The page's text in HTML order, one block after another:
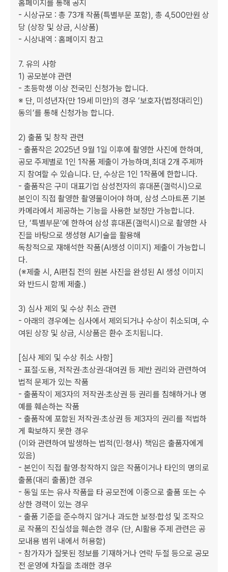
홈페이지를 통해 공지
- 시상규모 : 총 73개 작품(특별부문 포함), 총 4,500만원 상
당 (상장 및 상금, 시상품)
- 시상내역 : 홈페이지 참고
7. 유의 사항
1) 공모분야 관련
- 초등학생 이상 전국민 신청가능 합니다.
※ 단, 미성년자(만 19세 미만)의 경우 ‘보호자(법정대리인)
동의’를 통해 신청가능 합니다.
2) 출품 및 창작 관련
- 출품작은 2025년 9월 1일 이후에 촬영한 사진에 한하며,
공모 주제별로 1인 1작품 제출이 가능하며,최대 2개 주제까
지 참여할 수 있습니다. 단, 수상은 1인 1작품에 한합니다.
- 출품작은 구미 대표기업 삼성전자의 휴대폰(갤럭시)으로
본인이 직접 촬영한 촬영물이어야 하며, 삼성 스마트폰 기본
카메라에서 제공하는 기능을 사용한 보정만 가능합니다.
단, ‘특별부문’에 한하여 삼성 휴대폰(갤럭시)으로 촬영한 사
진을 바탕으로 생성형 AI기술을 활용해
독창적으로 재해석한 작품(AI생성 이미지) 제출이 가능합니
다.
(※제출 시, AI편집 전의 원본 사진을 완성된 AI 생성 이미지
와 반드시 함께 제출.)
3) 심사 제외 및 수상 취소 관련
- 아래의 경우에는 심사에서 제외되거나 수상이 취소되며, 수
여된 상장 및 상금, 시상품은 환수 조치됩니다.
[심사 제외 및 수상 취소 사항]
- 표절·도용, 저작권·초상권·대여권 등 제반 권리와 관련하여
법적 문제가 있는 작품
- 출품작이 제3자의 저작권·초상권 등 권리를 침해하거나 명
예를 훼손하는 작품
- 출품작에 포함된 저작권·초상권 등 제3자의 권리를 적법하
게 확보하지 못한 경우
(이와 관련하여 발생하는 법적(민·형사) 책임은 출품자에게
있음)
- 본인이 직접 촬영·창작하지 않은 작품이거나 타인의 명의로
출품(대리 출품)한 경우
- 동일 또는 유사 작품을 타 공모전에 이중으로 출품 또는 수
상한 경력이 있는 경우
- 출품 기준을 준수하지 않거나 과도한 보정·합성 및 조작으
로 작품의 진실성을 훼손한 경우 (단, AI활용 주제 관련은 공
모내용 범위 내에서 허용함)
- 참가자가 잘못된 정보를 기재하거나 연락 두절 등으로 공모
전 운영에 차질을 초래한 경우